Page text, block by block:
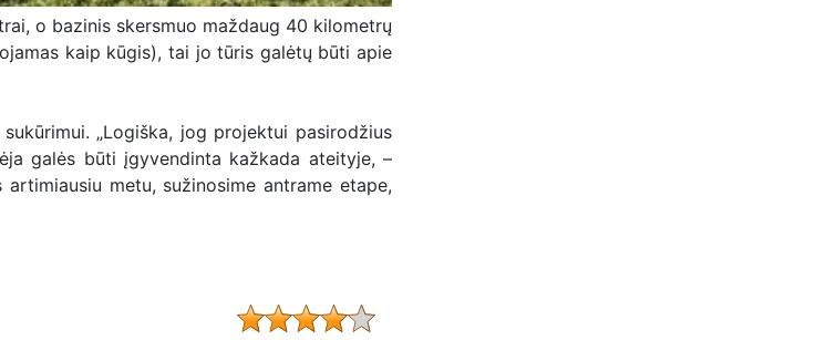
o bazinis skersmuo maždaug 40 kilometrų
kaip kūgis), tai jo tūris galėtų būti apie
„Logiška, jog projektui pasirodžius
galės būti įgyvendinta kažkada ateityje, –
metu, sužinosime antrame etape,